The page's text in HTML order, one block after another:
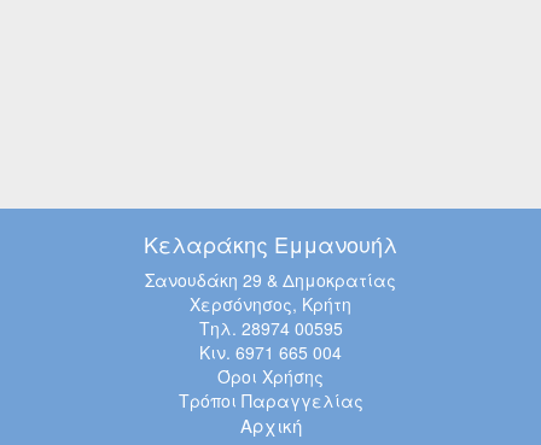
Κελαράκης Εμμανουήλ
Σανουδάκη 29 & Δημοκρατίας
Χερσόνησος, Κρήτη
Τηλ. 28974 00595
Κιν. 6971 665 004
Όροι Χρήσης
Τρόποι Παραγγελίας
Αρχική